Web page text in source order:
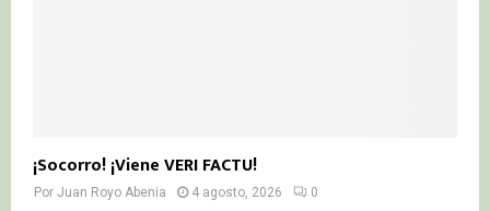
¡Socorro! ¡Viene VERI FACTU!
Por Juan Royo Abenia 4 agosto, 2026 0